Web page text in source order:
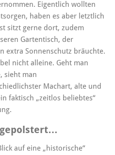
Eigentlich wollten
haben es aber letztlich
sitzt gerne dort, zudem
Gartentisch, der
extra Sonnenschutz bräuchte.
nicht alleine. Geht man
sieht man
Machart, alte und
faktisch „zeitlos beliebtes“
auf eine „historische“